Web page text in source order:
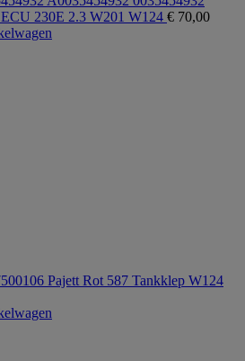
230E 2.3 W201 W124 € 70,00
Pajett Rot 587 Tankklep W124